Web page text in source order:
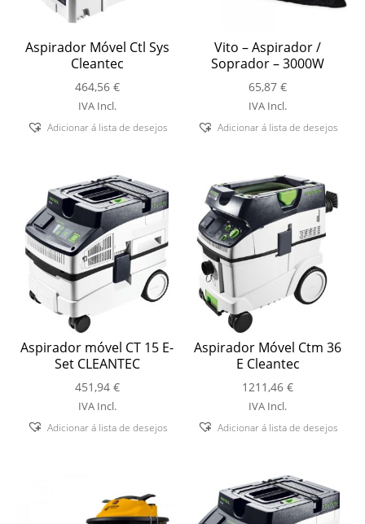
Aspirador Móvel Ctl Sys
Cleantec
464,56 €
IVA Incl.
Adicionar á lista de desejos
Vito – Aspirador /
Soprador – 3000W
65,87€
IVA Incl.
Adicionar á lista de desejos
Aspirador móvel CT 15 E-
Set CLEANTEC
451,94 €
IVA Incl.
Adicionar á lista de desejos
Aspirador Móvel Ctm 36
E Cleantec
1211,46€
IVA Incl.
Adicionar á lista de desejos